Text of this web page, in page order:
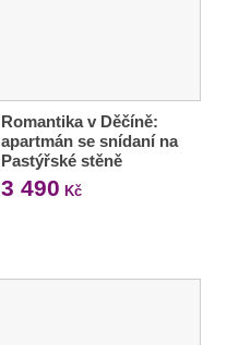
Romantika v Děčíně:
apartmán se snídaní na
Pastýřské stěně
3 490 Kč